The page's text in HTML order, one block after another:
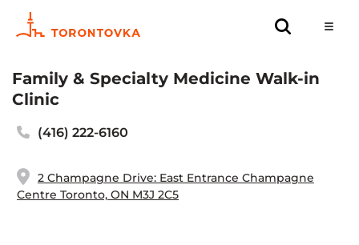
Family & Specialty Medicine Walk-in
Clinic
(416) 222-6160
2 Champagne Drive: East Entrance Champagne
Centre Toronto, ON M3J 2C5